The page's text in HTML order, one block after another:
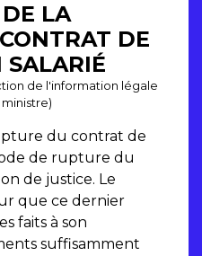
LA
DE
de l'information légale
du contrat de
de rupture du
de justice. Le
que ce dernier
faits à son
suffisamment